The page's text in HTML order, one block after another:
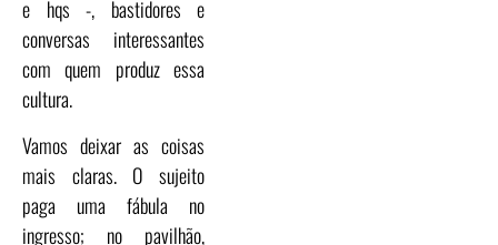
e hqs -, bastidores e
conversas interessantes
com quem produz essa
cultura.
Vamos deixar as coisas
mais claras. O sujeito
paga uma fábula no
ingresso; no pavilhão,